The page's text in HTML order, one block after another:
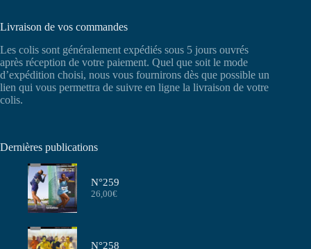
Livraison de vos commandes
Les colis sont généralement expédiés sous 5 jours ouvrés
après réception de votre paiement. Quel que soit le mode
d’expédition choisi, nous vous fournirons dès que possible un
lien qui vous permettra de suivre en ligne la livraison de votre
colis.
Dernières publications
N°259
26,00€
N°258